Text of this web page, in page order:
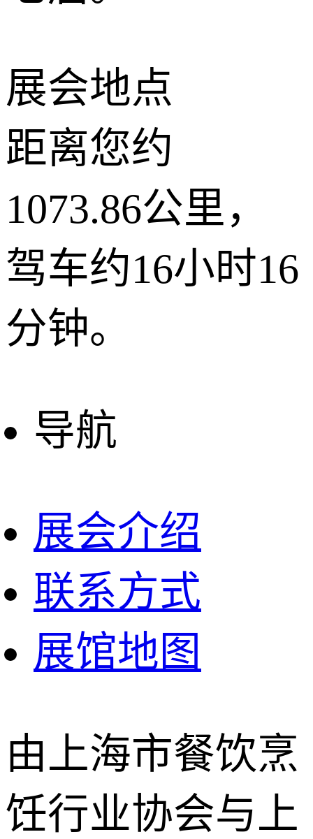
展会地点
距离您约
1073.86公里，
驾车约16小时16
分钟。
导航
展会介绍
联系方式
展馆地图
由上海市餐饮烹
饪行业协会与上